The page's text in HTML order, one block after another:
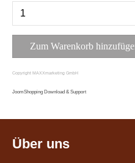
Copyright MAXXmarketing GmbH
JoomShopping Download & Support
Über uns